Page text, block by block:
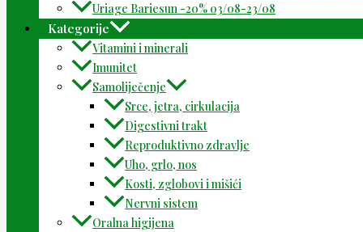
Uriage Bariesun -20% 03/08-23/08
Kategorije
Vitamini i minerali
Imunitet
Samoliječenje
Srce, jetra, cirkulacija
Digestivni trakt
Reproduktivno zdravlje
Uho, grlo, nos
Kosti, zglobovi i mišići
Nervni sistem
Oralna higijena